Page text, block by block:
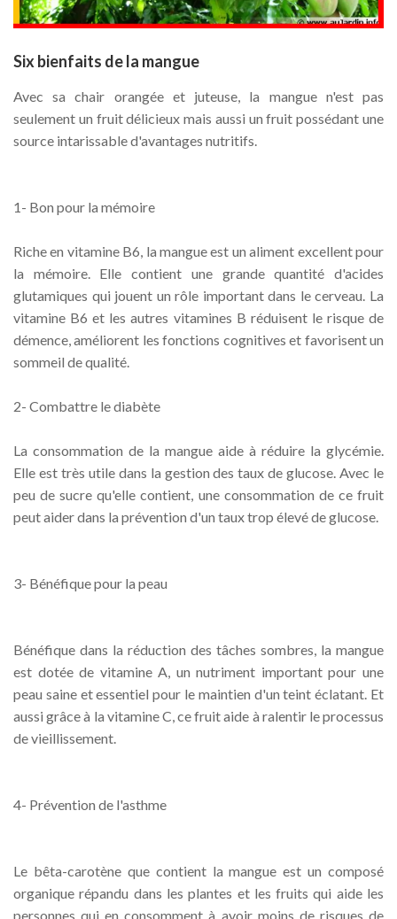
Six bienfaits de la mangue
Avec sa chair orangée et juteuse, la mangue n'est pas
seulement un fruit délicieux mais aussi un fruit possédant une
source intarissable d'avantages nutritifs.
1- Bon pour la mémoire
Riche en vitamine B6, la mangue est un aliment excellent pour
la mémoire. Elle contient une grande quantité d'acides
glutamiques qui jouent un rôle important dans le cerveau. La
vitamine B6 et les autres vitamines B réduisent le risque de
démence, améliorent les fonctions cognitives et favorisent un
sommeil de qualité.
2- Combattre le diabète
La consommation de la mangue aide à réduire la glycémie.
Elle est très utile dans la gestion des taux de glucose. Avec le
peu de sucre qu'elle contient, une consommation de ce fruit
peut aider dans la prévention d'un taux trop élevé de glucose.
3- Bénéfique pour la peau
Bénéfique dans la réduction des tâches sombres, la mangue
est dotée de vitamine A, un nutriment important pour une
peau saine et essentiel pour le maintien d'un teint éclatant. Et
aussi grâce à la vitamine C, ce fruit aide à ralentir le processus
de vieillissement.
4- Prévention de l'asthme
Le bêta-carotène que contient la mangue est un composé
organique répandu dans les plantes et les fruits qui aide les
personnes qui en consomment à avoir moins de risques de